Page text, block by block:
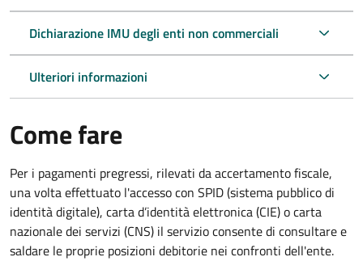
Dichiarazione IMU degli enti non commerciali
Ulteriori informazioni
Come fare
Per i pagamenti pregressi, rilevati da accertamento fiscale,
una volta effettuato l'accesso con SPID (sistema pubblico di
identità digitale), carta d’identità elettronica (CIE) o carta
nazionale dei servizi (CNS) il servizio consente di consultare e
saldare le proprie posizioni debitorie nei confronti dell'ente.